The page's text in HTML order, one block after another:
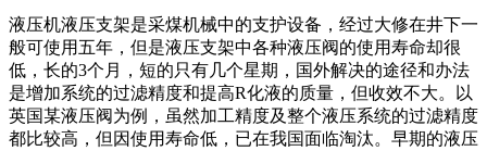
液压机液压支架是采煤机械中的支护设备，经过大修在井下一
般可使用五年，但是液压支架中各种液压阀的使用寿命却很
低，长的3个月，短的只有几个星期，国外解决的途径和办法
是增加系统的过滤精度和提高R化液的质量，但收效不大。以
英国某液压阀为例，虽然加工精度及整个液压系统的过滤精度
都比较高，但因使用寿命低，已在我国面临淘汰。早期的液压